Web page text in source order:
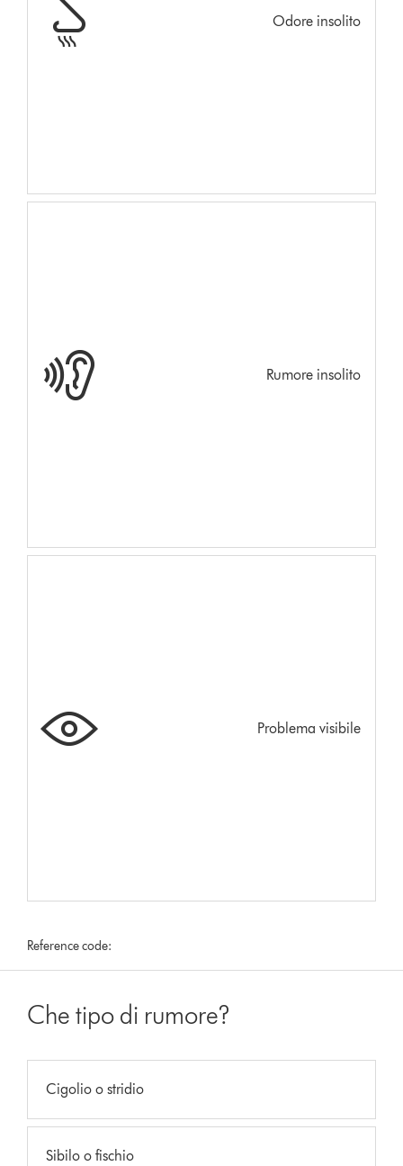
Odore insolito
Rumore insolito
Problema visibile
Reference code:
Che tipo di rumore?
Cigolio o stridio
Sibilo o fischio